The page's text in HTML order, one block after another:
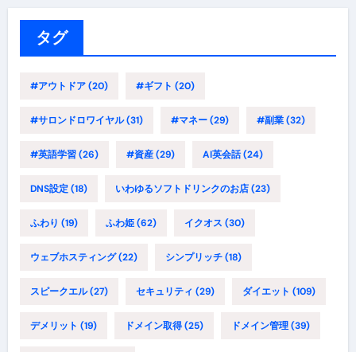
タグ
#アウトドア(20) #ギフト (20)
#サロンドロワイヤル(31) #マネー(29) #副業(32)
#英語学習(26) #資産(29) AI英会話(24)
DNS設定(18) いわゆるソフトドリンクのお店(23)
ふわり (19) ふわ姫(62) イクオス (30)
ウェブホスティング(22) シンプリッチ(18)
スピークエル(27) セキュリティ (29) ダイエット (109)
デメリット (19) ドメイン取得(25) ドメイン管理(39)